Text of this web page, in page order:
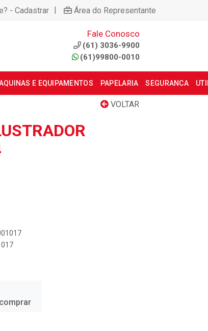
- Cadastrar | Área do Representante
Fale Conosco
(61) 3036-9900
(61)99800-0010
E EQUIPAMENTOS PAPELARIA SEGURANCA
VOLTAR